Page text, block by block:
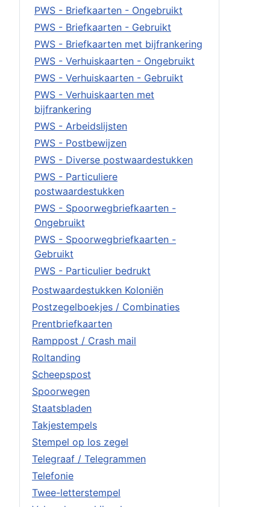
PWS - Briefkaarten - Ongebruikt
PWS - Briefkaarten - Gebruikt
PWS - Briefkaarten met bijfrankering
PWS - Verhuiskaarten - Ongebruikt
PWS - Verhuiskaarten - Gebruikt
PWS - Verhuiskaarten met
bijfrankering
PWS - Arbeidslijsten
PWS - Postbewijzen
PWS - Diverse postwaardestukken
PWS - Particuliere
postwaardestukken
PWS - Spoorwegbriefkaarten -
Ongebruikt
PWS - Spoorwegbriefkaarten -
Gebruikt
PWS - Particulier bedrukt
Postwaardestukken Koloniën
Postzegelboekjes / Combinaties
Prentbriefkaarten
Ramppost / Crash mail
Roltanding
Scheepspost
Spoorwegen
Staatsbladen
Takjestempels
Stempel op los zegel
Telegraaf / Telegrammen
Telefonie
Twee-letterstempel